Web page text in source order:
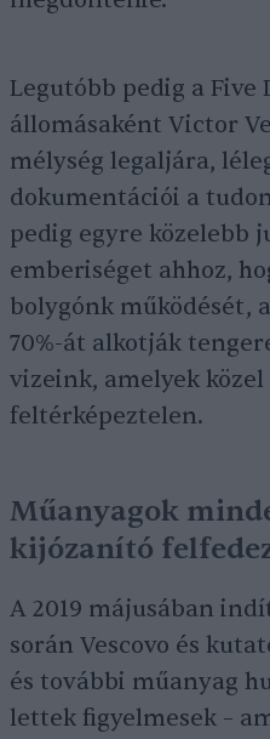
Legutóbb pedig a Five
állomásaként Victor
mélység legaljára,
dokumentációi a
pedig egyre közelebb
emberiséget ahhoz,
bolygónk működését,
70%-át alkotják
vizeink, amelyek
feltérképeztelen.
Műanyagok
kijózanító
A 2019 májusában
során Vescovo és
és további műanyag
lettek figyelmesek –